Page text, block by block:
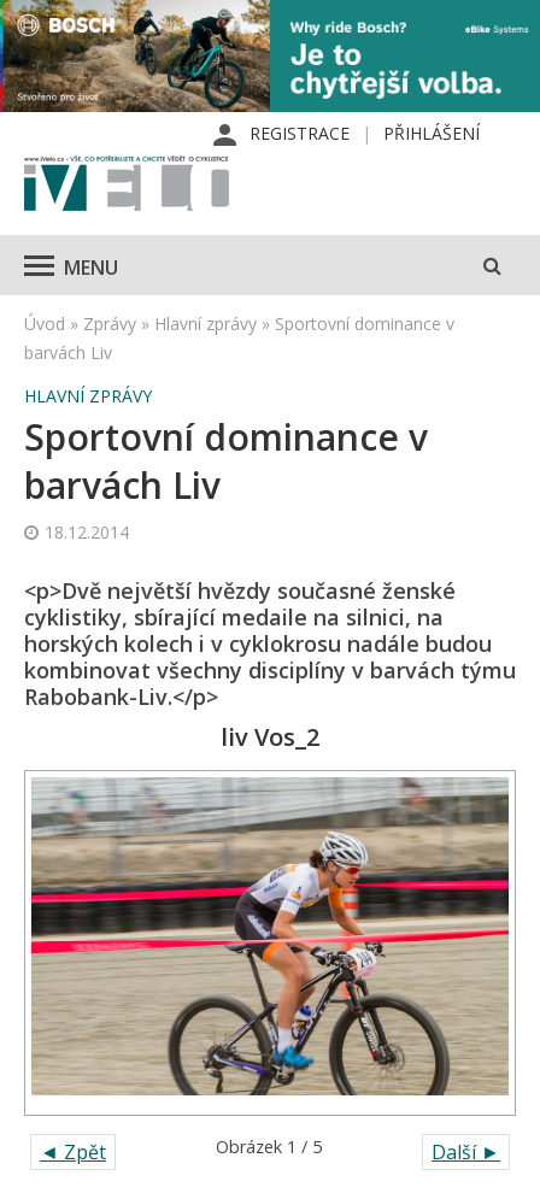
REGISTRACE PŘIHLÁŠENÍ
MENU
Úvod » Zprávy » Hlavní zprávy » Sportovní dominance v
barvách Liv
HLAVNÍ ZPRÁVY
Sportovní dominance v
barvách Liv
18.12.2014
<p>Dvě největší hvězdy současné ženské
cyklistiky, sbírající medaile na silnici, na
horských kolech i v cyklokrosu nadále budou
kombinovat všechny disciplíny v barvách týmu
Rabobank-Liv.</p>
liv Vos_2
◄ Zpět Další ►
Obrázek 1 / 5